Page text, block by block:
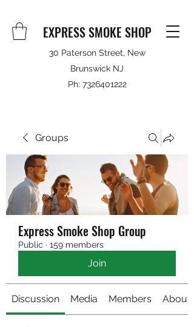
EXPRESS SMOKE SHOP
30 Paterson Street, New
Brunswick NJ
Ph: 7326401222
Groups
Express Smoke Shop Group
Public · 159 members
Join
Discussion Media Members About